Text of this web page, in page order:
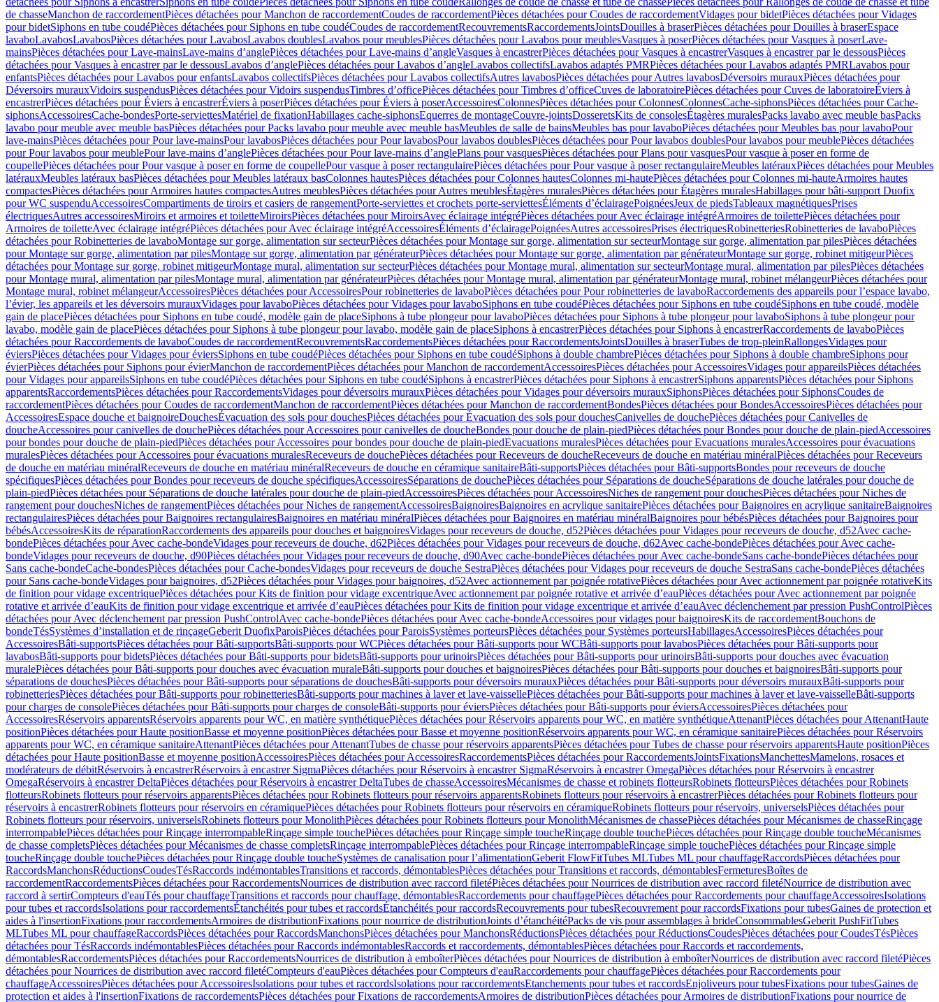
de chasseManchon de raccordementPièces détachées pour Manchon de raccordementCoudes de raccordementPièces détachées pour Coudes de raccordementVidages pour bidetPièces détachées pour Vidages
pour bidetSiphons en tube coudéPièces détachées pour Siphons en tube coudéCoudes de raccordementRecouvrementsRaccordementsJointsDouilles à braserPièces détachées pour Douilles à braserEspace
lavaboLavabosLavabosPièces détachées pour LavabosLavabos doublesLavabos pour meublesPièces détachées pour Lavabos pour meublesVasques à poserPièces détachées pour Vasques à poserLave-
mainsPièces détachées pour Lave-mainsLave-mains d’anglePièces détachées pour Lave-mains d’angleVasques à encastrerPièces détachées pour Vasques à encastrerVasques à encastrer par le dessousPièces
détachées pour Vasques à encastrer par le dessousLavabos d’anglePièces détachées pour Lavabos d’angleLavabos collectifsLavabos adaptés PMRPièces détachées pour Lavabos adaptés PMRLavabos pour
enfantsPièces détachées pour Lavabos pour enfantsLavabos collectifsPièces détachées pour Lavabos collectifsAutres lavabosPièces détachées pour Autres lavabosDéversoirs murauxPièces détachées pour
Déversoirs murauxVidoirs suspendusPièces détachées pour Vidoirs suspendusTimbres dʼofficePièces détachées pour Timbres dʼofficeCuves de laboratoirePièces détachées pour Cuves de laboratoireÉviers à
encastrerPièces détachées pour Éviers à encastrerÉviers à poserPièces détachées pour Éviers à poserAccessoiresColonnesPièces détachées pour ColonnesColonnesCache-siphonsPièces détachées pour Cache-
siphonsAccessoiresCache-bondesPorte-serviettesMatériel de fixationHabillages cache-siphonsEquerres de montageCouvre-jointsDosseretsKits de consolesÉtagères muralesPacks lavabo avec meuble basPacks
lavabo pour meuble avec meuble basPièces détachées pour Packs lavabo pour meuble avec meuble basMeubles de salle de bainsMeubles bas pour lavaboPièces détachées pour Meubles bas pour lavaboPour
lave-mainsPièces détachées pour Pour lave-mainsPour lavabosPièces détachées pour Pour lavabosPour lavabos doublesPièces détachées pour Pour lavabos doublesPour lavabos pour meublePièces détachées
pour Pour lavabos pour meublePour lave-mains d’anglePièces détachées pour Pour lave-mains d’anglePlans pour vasquesPièces détachées pour Plans pour vasquesPour vasque à poser en forme de
coupellePièces détachées pour Pour vasque à poser en forme de coupellePour vasque à poser rectangulairePièces détachées pour Pour vasque à poser rectangulaireMeubles latérauxPièces détachées pour Meubles
latérauxMeubles latéraux basPièces détachées pour Meubles latéraux basColonnes hautesPièces détachées pour Colonnes hautesColonnes mi-hautePièces détachées pour Colonnes mi-hauteArmoires hautes
compactesPièces détachées pour Armoires hautes compactesAutres meublesPièces détachées pour Autres meublesÉtagères muralesPièces détachées pour Étagères muralesHabillages pour bâti-support Duofix
pour WC suspenduAccessoiresCompartiments de tiroirs et casiers de rangementPorte-serviettes et crochets porte-serviettesÉléments d’éclairagePoignéesJeux de piedsTableaux magnétiquesPrises
électriquesAutres accessoiresMiroirs et armoires et toiletteMiroirsPièces détachées pour MiroirsAvec éclairage intégréPièces détachées pour Avec éclairage intégréArmoires de toilettePièces détachées pour
Armoires de toiletteAvec éclairage intégréPièces détachées pour Avec éclairage intégréAccessoiresÉléments d’éclairagePoignéesAutres accessoiresPrises électriquesRobinetteriesRobinetteries de lavaboPièces
détachées pour Robinetteries de lavaboMontage sur gorge, alimentation sur secteurPièces détachées pour Montage sur gorge, alimentation sur secteurMontage sur gorge, alimentation par pilesPièces détachées
pour Montage sur gorge, alimentation par pilesMontage sur gorge, alimentation par générateurPièces détachées pour Montage sur gorge, alimentation par générateurMontage sur gorge, robinet mitigeurPièces
détachées pour Montage sur gorge, robinet mitigeurMontage mural, alimentation sur secteurPièces détachées pour Montage mural, alimentation sur secteurMontage mural, alimentation par pilesPièces détachées
pour Montage mural, alimentation par pilesMontage mural, alimentation par générateurPièces détachées pour Montage mural, alimentation par générateurMontage mural, robinet mélangeurPièces détachées pour
Montage mural, robinet mélangeurAccessoiresPièces détachées pour AccessoiresPour robinetteries de lavaboPièces détachées pour Pour robinetteries de lavaboRaccordements des appareils pour l’espace lavabo,
l’évier, les appareils et les déversoirs murauxVidages pour lavaboPièces détachées pour Vidages pour lavaboSiphons en tube coudéPièces détachées pour Siphons en tube coudéSiphons en tube coudé, modèle
gain de placePièces détachées pour Siphons en tube coudé, modèle gain de placeSiphons à tube plongeur pour lavaboPièces détachées pour Siphons à tube plongeur pour lavaboSiphons à tube plongeur pour
lavabo, modèle gain de placePièces détachées pour Siphons à tube plongeur pour lavabo, modèle gain de placeSiphons à encastrerPièces détachées pour Siphons à encastrerRaccordements de lavaboPièces
détachées pour Raccordements de lavaboCoudes de raccordementRecouvrementsRaccordementsPièces détachées pour RaccordementsJointsDouilles à braserTubes de trop-pleinRallongesVidages pour
éviersPièces détachées pour Vidages pour éviersSiphons en tube coudéPièces détachées pour Siphons en tube coudéSiphons à double chambrePièces détachées pour Siphons à double chambreSiphons pour
évierPièces détachées pour Siphons pour évierManchon de raccordementPièces détachées pour Manchon de raccordementAccessoiresPièces détachées pour AccessoiresVidages pour appareilsPièces détachées
pour Vidages pour appareilsSiphons en tube coudéPièces détachées pour Siphons en tube coudéSiphons à encastrerPièces détachées pour Siphons à encastrerSiphons apparentsPièces détachées pour Siphons
apparentsRaccordementsPièces détachées pour RaccordementsVidages pour déversoirs murauxPièces détachées pour Vidages pour déversoirs murauxSiphonsPièces détachées pour SiphonsCoudes de
raccordementPièces détachées pour Coudes de raccordementManchon de raccordementPièces détachées pour Manchon de raccordementBondesPièces détachées pour BondesAccessoiresPièces détachées pour
AccessoiresEspace douche et baignoireDouchesÉvacuation des sols pour douchesPièces détachées pour Évacuation des sols pour douchesCanivelles de douchePièces détachées pour Canivelles de
doucheAccessoires pour canivelles de douchePièces détachées pour Accessoires pour canivelles de doucheBondes pour douche de plain-piedPièces détachées pour Bondes pour douche de plain-piedAccessoires
pour bondes pour douche de plain-piedPièces détachées pour Accessoires pour bondes pour douche de plain-piedEvacuations muralesPièces détachées pour Evacuations muralesAccessoires pour évacuations
muralesPièces détachées pour Accessoires pour évacuations muralesReceveurs de douchePièces détachées pour Receveurs de doucheReceveurs de douche en matériau minéralPièces détachées pour Receveurs
de douche en matériau minéralReceveurs de douche en matériau minéralReceveurs de douche en céramique sanitaireBâti-supportsPièces détachées pour Bâti-supportsBondes pour receveurs de douche
spécifiquesPièces détachées pour Bondes pour receveurs de douche spécifiquesAccessoiresSéparations de douchePièces détachées pour Séparations de doucheSéparations de douche latérales pour douche de
plain-piedPièces détachées pour Séparations de douche latérales pour douche de plain-piedAccessoiresPièces détachées pour AccessoiresNiches de rangement pour douchesPièces détachées pour Niches de
rangement pour douchesNiches de rangementPièces détachées pour Niches de rangementAccessoiresBaignoiresBaignoires en acrylique sanitairePièces détachées pour Baignoires en acrylique sanitaireBaignoires
rectangulairesPièces détachées pour Baignoires rectangulairesBaignoires en matériau minéralPièces détachées pour Baignoires en matériau minéralBaignoires pour bébésPièces détachées pour Baignoires pour
bébésAccessoiresKits de réparationRaccordements des appareils pour douches et baignoiresVidages pour receveurs de douche, d52Pièces détachées pour Vidages pour receveurs de douche, d52Avec cache-
bondePièces détachées pour Avec cache-bondeVidages pour receveurs de douche, d62Pièces détachées pour Vidages pour receveurs de douche, d62Avec cache-bondePièces détachées pour Avec cache-
bondeVidages pour receveurs de douche, d90Pièces détachées pour Vidages pour receveurs de douche, d90Avec cache-bondePièces détachées pour Avec cache-bondeSans cache-bondePièces détachées pour
Sans cache-bondeCache-bondesPièces détachées pour Cache-bondesVidages pour receveurs de douche SestraPièces détachées pour Vidages pour receveurs de douche SestraSans cache-bondePièces détachées
pour Sans cache-bondeVidages pour baignoires, d52Pièces détachées pour Vidages pour baignoires, d52Avec actionnement par poignée rotativePièces détachées pour Avec actionnement par poignée rotativeKits
de finition pour vidage excentriquePièces détachées pour Kits de finition pour vidage excentriqueAvec actionnement par poignée rotative et arrivée d’eauPièces détachées pour Avec actionnement par poignée
rotative et arrivée d’eauKits de finition pour vidage excentrique et arrivée d’eauPièces détachées pour Kits de finition pour vidage excentrique et arrivée d’eauAvec déclenchement par pression PushControlPièces
détachées pour Avec déclenchement par pression PushControlAvec cache-bondePièces détachées pour Avec cache-bondeAccessoires pour vidages pour baignoiresKits de raccordementBouchons de
bondeTésSystèmes d’installation et de rinçageGeberit DuofixParoisPièces détachées pour ParoisSystèmes porteursPièces détachées pour Systèmes porteursHabillagesAccessoiresPièces détachées pour
AccessoiresBâti-supportsPièces détachées pour Bâti-supportsBâti-supports pour WCPièces détachées pour Bâti-supports pour WCBâti-supports pour lavabosPièces détachées pour Bâti-supports pour
lavabosBâti-supports pour bidetsPièces détachées pour Bâti-supports pour bidetsBâti-supports pour urinoirsPièces détachées pour Bâti-supports pour urinoirsBâti-supports pour douches avec évacuation
muralePièces détachées pour Bâti-supports pour douches avec évacuation muraleBâti-supports pour douches et baignoiresPièces détachées pour Bâti-supports pour douches et baignoiresBâti-supports pour
séparations de douchesPièces détachées pour Bâti-supports pour séparations de douchesBâti-supports pour déversoirs murauxPièces détachées pour Bâti-supports pour déversoirs murauxBâti-supports pour
robinetteriesPièces détachées pour Bâti-supports pour robinetteriesBâti-supports pour machines à laver et lave-vaissellePièces détachées pour Bâti-supports pour machines à laver et lave-vaisselleBâti-supports
pour charges de consolePièces détachées pour Bâti-supports pour charges de consoleBâti-supports pour éviersPièces détachées pour Bâti-supports pour éviersAccessoiresPièces détachées pour
AccessoiresRéservoirs apparentsRéservoirs apparents pour WC, en matière synthétiquePièces détachées pour Réservoirs apparents pour WC, en matière synthétiqueAttenantPièces détachées pour AttenantHaute
positionPièces détachées pour Haute positionBasse et moyenne positionPièces détachées pour Basse et moyenne positionRéservoirs apparents pour WC, en céramique sanitairePièces détachées pour Réservoirs
apparents pour WC, en céramique sanitaireAttenantPièces détachées pour AttenantTubes de chasse pour réservoirs apparentsPièces détachées pour Tubes de chasse pour réservoirs apparentsHaute positionPièces
détachées pour Haute positionBasse et moyenne positionAccessoiresPièces détachées pour AccessoiresRaccordementsPièces détachées pour RaccordementsJointsFixationsManchettesMamelons, rosaces et
modérateurs de débitRéservoirs à encastrerRéservoirs à encastrer SigmaPièces détachées pour Réservoirs à encastrer SigmaRéservoirs à encastrer OmegaPièces détachées pour Réservoirs à encastrer
OmegaRéservoirs à encastrer DeltaPièces détachées pour Réservoirs à encastrer DeltaTubes de chasseAccessoiresMécanismes de chasse et robinets flotteursRobinets flotteursPièces détachées pour Robinets
flotteursRobinets flotteurs pour réservoirs apparentsPièces détachées pour Robinets flotteurs pour réservoirs apparentsRobinets flotteurs pour réservoirs à encastrerPièces détachées pour Robinets flotteurs pour
réservoirs à encastrerRobinets flotteurs pour réservoirs en céramiquePièces détachées pour Robinets flotteurs pour réservoirs en céramiqueRobinets flotteurs pour réservoirs, universelsPièces détachées pour
Robinets flotteurs pour réservoirs, universelsRobinets flotteurs pour MonolithPièces détachées pour Robinets flotteurs pour MonolithMécanismes de chassePièces détachées pour Mécanismes de chasseRinçage
interrompablePièces détachées pour Rinçage interrompableRinçage simple touchePièces détachées pour Rinçage simple toucheRinçage double touchePièces détachées pour Rinçage double toucheMécanismes
de chasse completsPièces détachées pour Mécanismes de chasse completsRinçage interrompablePièces détachées pour Rinçage interrompableRinçage simple touchePièces détachées pour Rinçage simple
toucheRinçage double touchePièces détachées pour Rinçage double toucheSystèmes de canalisation pour l’alimentationGeberit FlowFitTubes MLTubes ML pour chauffageRaccordsPièces détachées pour
RaccordsManchonsRéductionsCoudesTésRaccords indémontablesTransitions et raccords, démontablesPièces détachées pour Transitions et raccords, démontablesFermeturesBoîtes de
raccordementRaccordementsPièces détachées pour RaccordementsNourrices de distribution avec raccord filetéPièces détachées pour Nourrices de distribution avec raccord filetéNourrice de distribution avec
raccord à sertirCompteurs d'eauTés pour chauffageTransitions et raccords pour chauffage, démontablesRaccordements pour chauffagePièces détachées pour Raccordements pour chauffageAccessoiresIsolations
pour tubes et raccordsIsolations pour raccordementsÉtanchéités pour tubes et raccordsÉtanchéités pour raccordsRecouvrements pour tubesRecouvrement pour raccordsFixations pour tubesGaines de protection et
aides à l'insertionFixations pour raccordementsArmoires de distributionFixations pour nourrice de distributionJoints d’étanchéitéPacks de vis pour assemblages à brideConsommablesGeberit PushFitTubes
MLTubes ML pour chauffageRaccordsPièces détachées pour RaccordsManchonsPièces détachées pour ManchonsRéductionsPièces détachées pour RéductionsCoudesPièces détachées pour CoudesTésPièces
détachées pour TésRaccords indémontablesPièces détachées pour Raccords indémontablesRaccords et raccordements, démontablesPièces détachées pour Raccords et raccordements,
démontablesRaccordementsPièces détachées pour RaccordementsNourrices de distribution à emboîterPièces détachées pour Nourrices de distribution à emboîterNourrices de distribution avec raccord filetéPièces
détachées pour Nourrices de distribution avec raccord filetéCompteurs d'eauPièces détachées pour Compteurs d'eauRaccordements pour chauffagePièces détachées pour Raccordements pour
chauffageAccessoiresPièces détachées pour AccessoiresIsolations pour tubes et raccordsIsolations pour raccordementsEtanchements pour tubes et raccordsEnjoliveurs pour tubesFixations pour tubesGaines de
protection et aides à l'insertionFixations de raccordementsPièces détachées pour Fixations de raccordementsArmoires de distributionPièces détachées pour Armoires de distributionFixations pour nourrice de